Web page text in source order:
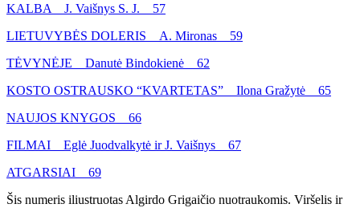
KALBA J. Vaišnys S. J. 57
LIETUVYBĖS DOLERIS A. Mironas 59
TĖVYNĖJE Danutė Bindokienė 62
KOSTO OSTRAUSKO “KVARTETAS” Ilona Gražytė 65
NAUJOS KNYGOS 66
FILMAI Eglė Juodvalkytė ir J. Vaišnys 67
ATGARSIAI 69
Šis numeris iliustruotas Algirdo Grigaičio nuotraukomis. Viršelis ir